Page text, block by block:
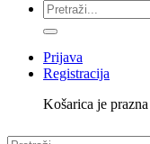
Prijava
Registracija
Košarica je prazna